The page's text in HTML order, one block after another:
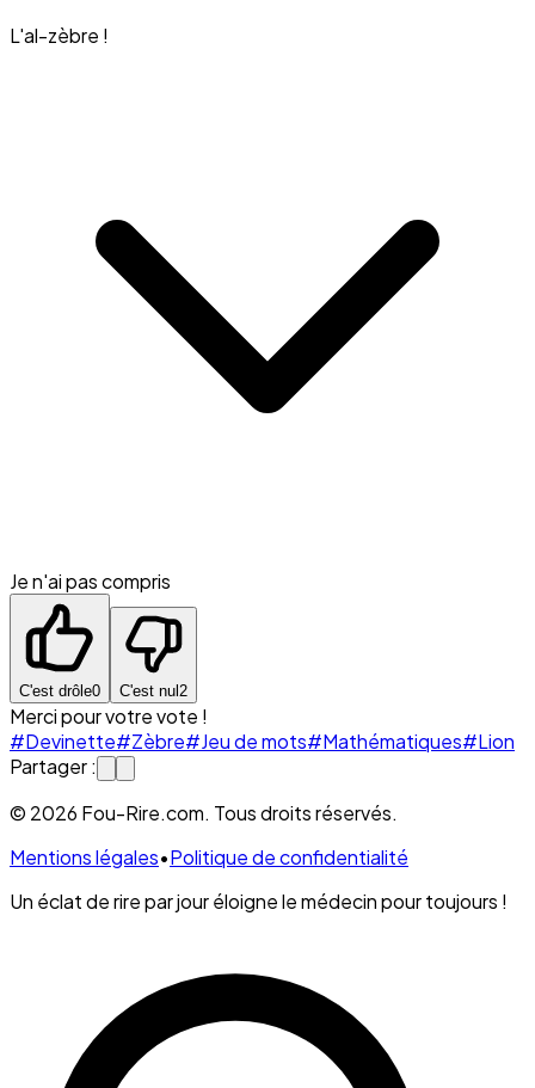
L'al-zèbre !
Je n'ai pas compris
C'est drôle0 C'est nul2
Merci pour votre vote !
#Devinette#Zèbre#Jeu de mots#Mathématiques#Lion
Partager :
© 2026 Fou-Rire.com. Tous droits réservés.
Mentions légales•Politique de confidentialité
Un éclat de rire par jour éloigne le médecin pour toujours !